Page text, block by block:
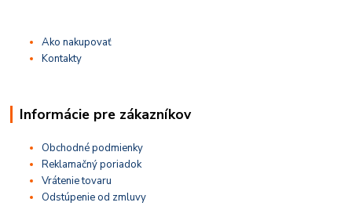
Ako nakupovať
Kontakty
Informácie pre zákazníkov
Obchodné podmienky
Reklamačný poriadok
Vrátenie tovaru
Odstúpenie od zmluvy